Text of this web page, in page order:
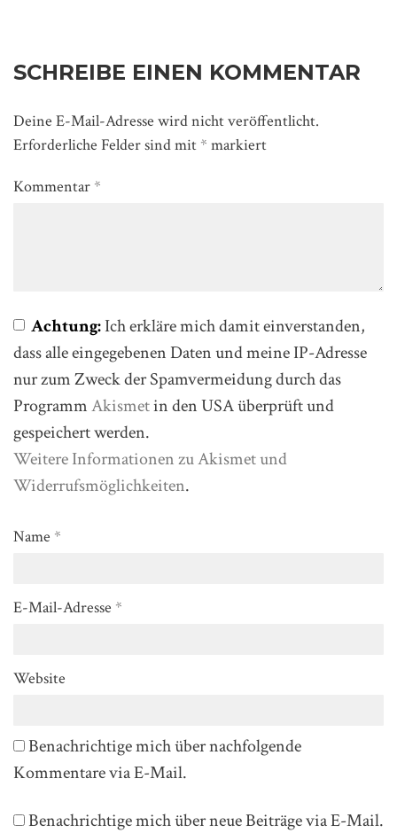
SCHREIBE EINEN KOMMENTAR
Deine E-Mail-Adresse wird nicht veröffentlicht.
Erforderliche Felder sind mit * markiert
Kommentar *
Achtung:Ich erkläre mich damit einverstanden,
dass alle eingegebenen Daten und meine IP-Adresse
nur zum Zweck der Spamvermeidung durch das
ProgrammAkismetin den USA überprüft und
gespeichert werden.
Weitere Informationen zu Akismet und
Widerrufsmöglichkeiten.
Name *
E-Mail-Adresse *
Website
Benachrichtige mich über nachfolgende
Kommentare via E-Mail.
Benachrichtige mich über neue Beiträge via E-Mail.